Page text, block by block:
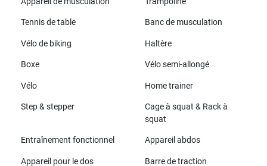
Tennis de table Banc de musculation
Vélo de biking Haltère
Boxe Vélo semi-allongé
Vélo Home trainer
Step & stepper
Cage à squat & Rack à
squat
Entraînement fonctionnel Appareil abdos
Appareil pour le dos Barre de traction